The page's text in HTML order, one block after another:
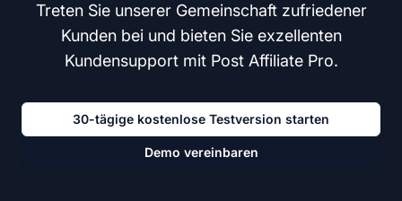
Treten Sie unserer Gemeinschaft zufriedener
Kunden bei und bieten Sie exzellenten
Kundensupport mit Post Affiliate Pro.
30-tägige kostenlose Testversion starten
Demo vereinbaren